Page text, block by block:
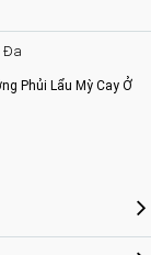
Đa
Phủi Lẩu Mỳ Cay Ở